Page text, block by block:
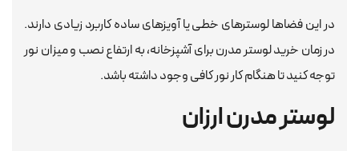
در این فضاها لوسترهای خطی یا آویزهای ساده کاربرد زیادی دارند.
در زمان خرید لوستر مدرن برای آشپزخانه، به ارتفاع نصب و میزان نور
توجه کنید تا هنگام کار نور کافی وجود داشته باشد.
لوستر مدرن ارزان